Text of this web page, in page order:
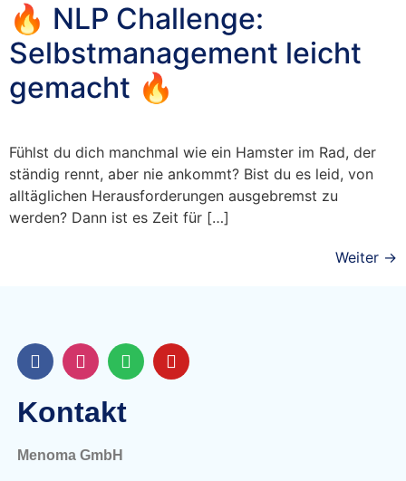
🔥 NLP Challenge:
Selbstmanagement leicht
gemacht 🔥
Fühlst du dich manchmal wie ein Hamster im Rad, der
ständig rennt, aber nie ankommt? Bist du es leid, von
alltäglichen Herausforderungen ausgebremst zu
werden? Dann ist es Zeit für […]
Weiter →
Kontakt
Menoma GmbH